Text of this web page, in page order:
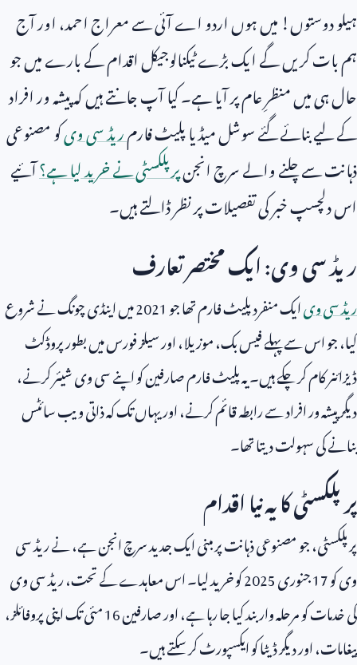
ہیلو دوستوں! میں ہوں اردو اے آئی سے معراج احمد، اور آج
ہم بات کریں گے ایک بڑے ٹیکنالوجیکل اقدام کے بارے میں جو
حال ہی میں منظرِ عام پر آیا ہے۔ کیا آپ جانتے ہیں کہ پیشہ ور افراد
کے لیے بنائے گئے سوشل میڈیا پلیٹ فارمریڈ سی ویکو مصنوعی
ذہانت سے چلنے والے سرچ انجنپرپلکسٹی نے خرید لیا ہے؟آئیے
اس دلچسپ خبر کی تفصیلات پر نظر ڈالتے ہیں۔
ریڈ سی وی: ایک مختصر تعارف
ریڈ سی ویایک منفرد پلیٹ فارم تھا جو2021میں اینڈی چونگ نے شروع
کیا، جو اس سے پہلے فیس بک، موزیلا، اور سیلز فورس میں بطور پروڈکٹ
ڈیزائنر کام کر چکے ہیں۔ یہ پلیٹ فارم صارفین کو اپنے سی وی شیئر کرنے،
دیگر پیشہ ور افراد سے رابطہ قائم کرنے، اور یہاں تک کہ ذاتی ویب سائٹس
بنانے کی سہولت دیتا تھا۔
پرپلکسٹی کا یہ نیا اقدام
پرپلکسٹی، جو مصنوعی ذہانت پر مبنی ایک جدید سرچ انجن ہے، نے ریڈ سی
وی کو17جنوری2025کو خرید لیا۔ اس معاہدے کے تحت، ریڈ سی وی
کی خدمات کو مرحلہ وار بند کیا جا رہا ہے، اور صارفین16مئی تک اپنی پروفائلز،
پیغامات، اور دیگر ڈیٹا کو ایکسپورٹ کر سکتے ہیں۔